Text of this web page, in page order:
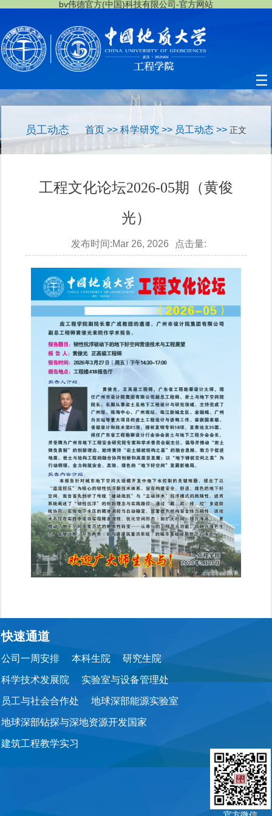
bv伟德官方(中国)科技有限公司-官方网站
员工动态 首页 >> 科学研究 >> 员工动态 >>正文
工程文化论坛2026-05期（黄俊
光）
发布时间:Mar 26, 2026 点击量:
快速通道
公司一周安排 本科生院 研究生院
科学技术发展院 实验室与设备管理处
员工与社会合作处 地球深部能源实验室
地球深部钻探与深地资源开发国家
建筑工程教学实习